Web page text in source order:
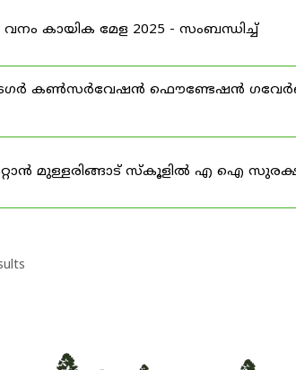
കായിക മേള 2025 - സംബന്ധിച്ച്
കൺസർവേഷൻ ഫൌണ്ടേഷൻ
മുള്ളരിങ്ങാട് സ്കൂളിൽ എ ഐ